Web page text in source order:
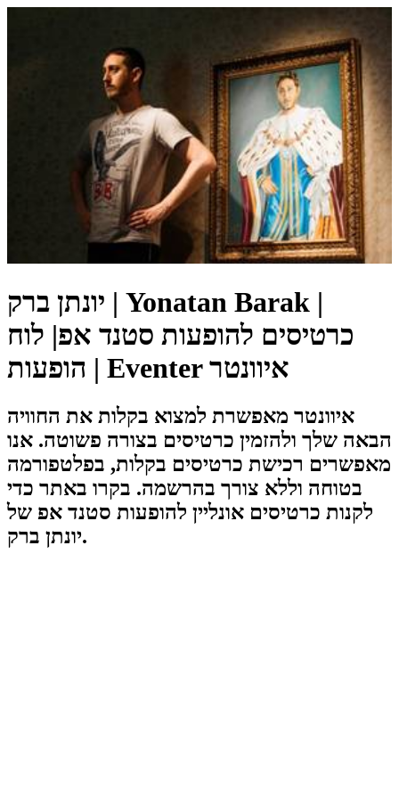
יונתן ברק | Yonatan Barak |
כרטיסים להופעות סטנד אפ| לוח
הופעות | Eventer איוונטר
איוונטר מאפשרת למצוא בקלות את החוויה
הבאה שלך ולהזמין כרטיסים בצורה פשוטה. אנו
מאפשרים רכישת כרטיסים בקלות, בפלטפורמה
בטוחה וללא צורך בהרשמה. בקרו באתר כדי
לקנות כרטיסים אונליין להופעות סטנד אפ של
יונתן ברק.